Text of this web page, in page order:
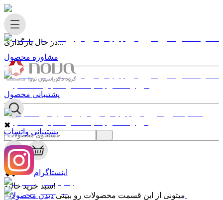
در حال بارگذاری...
✖
0
✖
سبد خرید خالیه!
میتونی از این قسمت محصولات رو ببینی
مشاوره محصول
پشتیبانی محصول
پشتیبانی واتساپ
اینستاگرام